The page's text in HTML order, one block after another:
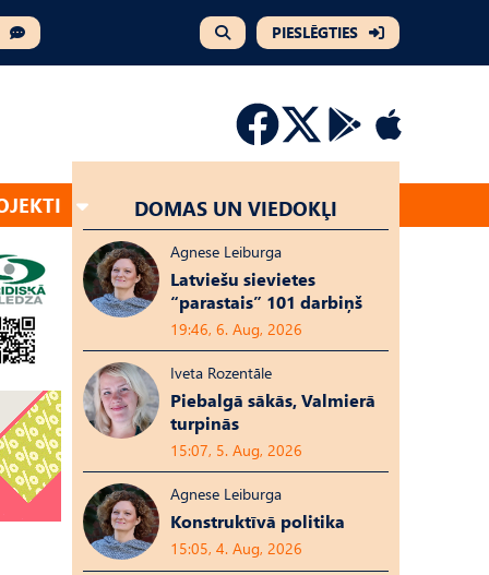
PIESLĒGTIES
DOMAS UN VIEDOKĻI
Agnese Leiburga
Latviešu sievietes
“parastais” 101 darbiņš
19:46, 6. Aug, 2026
Iveta Rozentāle
Piebalgā sākās, Valmierā
turpinās
15:07, 5. Aug, 2026
Agnese Leiburga
Konstruktīvā politika
15:05, 4. Aug, 2026